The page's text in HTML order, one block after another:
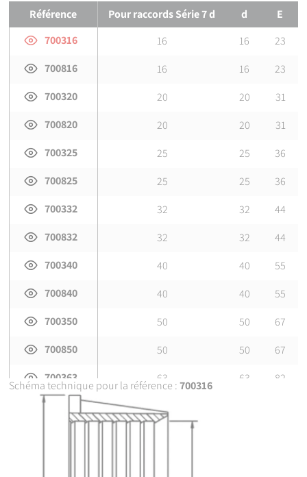
Références et dimensions de Bague de crampage pour raccords
Référence Pour raccords Série 7 d d
E
700316
16 16
23
700816
16 16
23
700320
20 20
31
700820
20 20
31
700325
25 25
36
700825
25 25
36
700332
32 32
44
700832
32 32
44
700340
40 40
55
700840
40 40
55
700350
50 50
67
700850
50 50
67
700363
63 63
82
700863
Schéma technique pour la référence :700316